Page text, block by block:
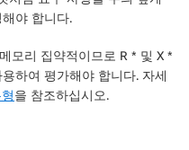
야 합니다.
모리 집약적이므로 R * 및 X *
하여 평가해야 합니다. 자세
을 참조하십시오.